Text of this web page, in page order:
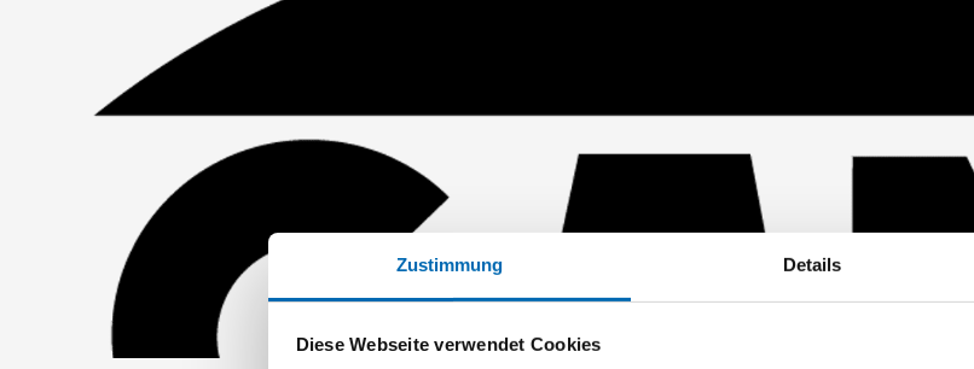
Zustimmung Details
Diese Webseite verwendet Cookies